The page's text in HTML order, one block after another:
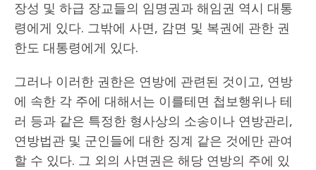
장성 및 하급 장교들의 임명권과 해임권 역시 대통
령에게 있다. 그밖에 사면, 감면 및 복권에 관한 권
한도 대통령에게 있다.
그러나 이러한 권한은 연방에 관련된 것이고, 연방
에 속한 각 주에 대해서는 이를테면 첩보행위나 테
러 등과 같은 특정한 형사상의 소송이나 연방관리,
연방법관 및 군인들에 대한 징계 같은 것에만 관여
할 수 있다. 그 외의 사면권은 해당 연방의 주에 있